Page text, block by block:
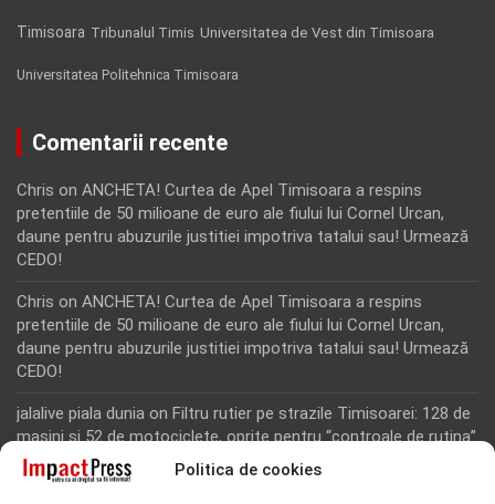
Politica de cookies
Timisoara Tribunalul Timis Universitatea de Vest din Timisoara
Universitatea Politehnica Timisoara
Comentarii recente
Chris on ANCHETA! Curtea de Apel Timisoara a respins
pretentiile de 50 milioane de euro ale fiului lui Cornel Urcan,
daune pentru abuzurile justitiei impotriva tatalui sau! Urmează
CEDO!
Chris on ANCHETA! Curtea de Apel Timisoara a respins
pretentiile de 50 milioane de euro ale fiului lui Cornel Urcan,
daune pentru abuzurile justitiei impotriva tatalui sau! Urmează
CEDO!
jalalive piala dunia on Filtru rutier pe strazile Timisoarei: 128 de
masini si 52 de motociclete, oprite pentru “controale de rutina”
Rodion Camatoritul on Inca un martor din dosarul fraudei cu